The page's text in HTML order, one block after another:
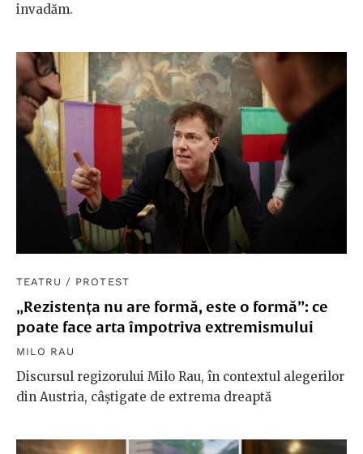
invadăm.
TEATRU / PROTEST
„Rezistența nu are formă, este o formă”: ce
poate face arta împotriva extremismului
MILO RAU
Discursul regizorului Milo Rau, în contextul alegerilor
din Austria, câștigate de extrema dreaptă